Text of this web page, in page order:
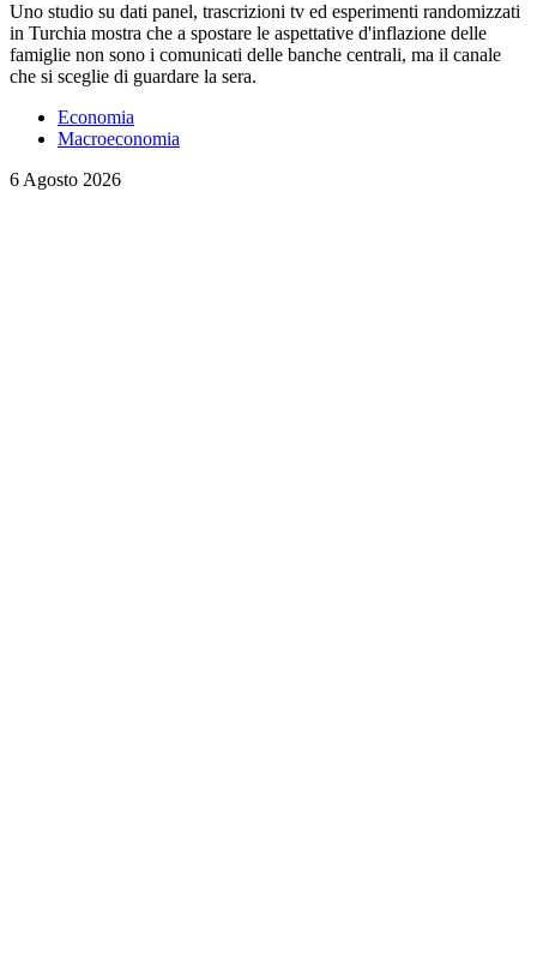
Uno studio su dati panel, trascrizioni tv ed esperimenti randomizzati
in Turchia mostra che a spostare le aspettative d'inflazione delle
famiglie non sono i comunicati delle banche centrali, ma il canale
che si sceglie di guardare la sera.
Economia
Macroeconomia
6 Agosto 2026